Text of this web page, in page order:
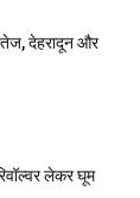
तेज, देहरादून और
लेकर घूम